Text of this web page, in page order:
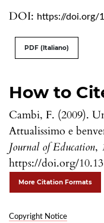
DOI: https://doi.org/
How to
Cambi, F. (2009).
Attualissimo e
Journal of Education,
https://doi.org/
More Citation Formats
Copyright Notice
PDF (Italiano)